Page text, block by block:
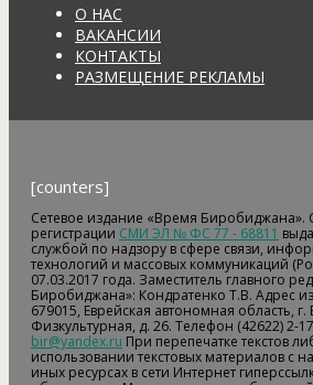
О НАС
ВАКАНСИИ
КОНТАКТЫ
РАЗМЕЩЕНИЕ РЕКЛАМЫ
[counters]
Сетевое издание «Время Биробиджана».
регистрации СМИ ЭЛ № ФС 77 - 68811
службой по надзору в сфере связи,
технологий и массовых коммуникаций
07.03.2017 года. Заместитель главного
Биробиджана»: Кондратенко Т.В. Адрес
679015, Еврейская автономная область,
Физкультурная, д. 26. Телефон (42622) 2-
bir@yandex.ru При перепечатке текстов
использовании текстовых материалов с
иных ресурсах в сети Интернет